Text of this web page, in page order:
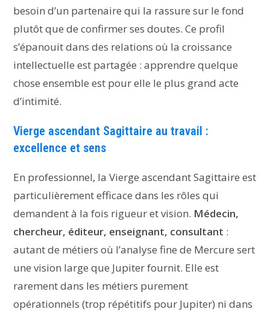
besoin d’un partenaire qui la rassure sur le fond
plutôt que de confirmer ses doutes. Ce profil
s’épanouit dans des relations où la croissance
intellectuelle est partagée : apprendre quelque
chose ensemble est pour elle le plus grand acte
d’intimité.
Vierge ascendant Sagittaire au travail :
excellence et sens
En professionnel, la Vierge ascendant Sagittaire est
particulièrement efficace dans les rôles qui
demandent à la fois rigueur et vision. Médecin,
chercheur, éditeur, enseignant, consultant :
autant de métiers où l’analyse fine de Mercure sert
une vision large que Jupiter fournit. Elle est
rarement dans les métiers purement
opérationnels (trop répétitifs pour Jupiter) ni dans